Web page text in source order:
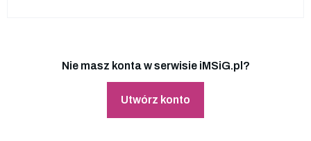
Nie masz konta w serwisie iMSiG.pl?
Utwórz konto